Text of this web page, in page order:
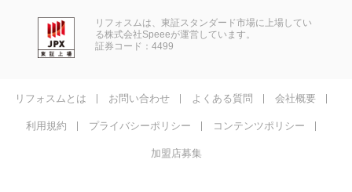
リフォスムは、東証スタンダード市場に上場してい
る株式会社Speeeが運営しています。
証券コード：4499
リフォスムとは お問い合わせ よくある質問 会社概要
利用規約 プライバシーポリシー コンテンツポリシー
加盟店募集